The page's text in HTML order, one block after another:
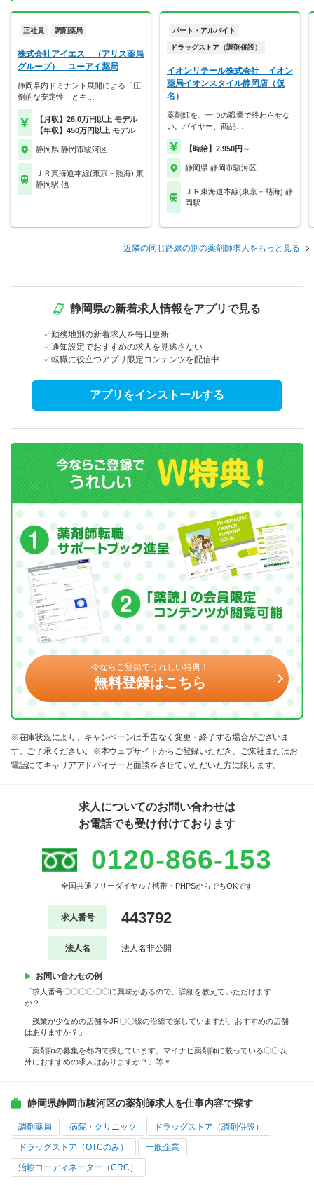
正社員 調剤薬局
株式会社アイエス （アリス薬局
グループ） ユーアイ薬局
静岡県内ドミナント展開による「圧
倒的な安定性」とキ…
【月収】26.0万円以上 モデル
【年収】450万円以上 モデル
静岡県 静岡市駿河区
ＪＲ東海道本線(東京－熱海) 東
静岡駅 他
パート・アルバイト
ドラッグストア（調剤併設）
イオンリテール株式会社 イオン
薬局イオンスタイル静岡店（仮
名）
薬剤師を、一つの職業で終わらせな
い。バイヤー、商品…
【時給】2,950円～
静岡県 静岡市駿河区
ＪＲ東海道本線(東京－熱海) 静
岡駅
近隣の同じ路線の別の薬剤師求人をもっと見る
静岡県の新着求人情報をアプリで見る
勤務地別の新着求人を毎日更新
通知設定でおすすめの求人を見逃さない
転職に役立つアプリ限定コンテンツを配信中
アプリをインストールする
今ならご登録でうれしい特典！
無料登録はこちら
※在庫状況により、キャンペーンは予告なく変更・終了する場合がございま
す。ご了承ください。※本ウェブサイトからご登録いただき、ご来社またはお
電話にてキャリアアドバイザーと面談をさせていただいた方に限ります。
求人についてのお問い合わせは
お電話でも受け付けております
0120-866-153
全国共通フリーダイヤル / 携帯・PHPSからでもOKです
求人番号 443792
法人名 法人名非公開
お問い合わせの例
「求人番号〇〇〇〇〇〇に興味があるので、詳細を教えていただけます
か？」
「残業が少なめの店舗をJR〇〇線の沿線で探していますが、おすすめの店舗
はありますか？」
「薬剤師の募集を都内で探しています。マイナビ薬剤師に載っている〇〇以
外におすすめの求人はありますか？」等々
静岡県静岡市駿河区の薬剤師求人を仕事内容で探す
調剤薬局 病院・クリニック ドラッグストア（調剤併設）
ドラッグストア（OTCのみ） 一般企業
治験コーディネーター（CRC）